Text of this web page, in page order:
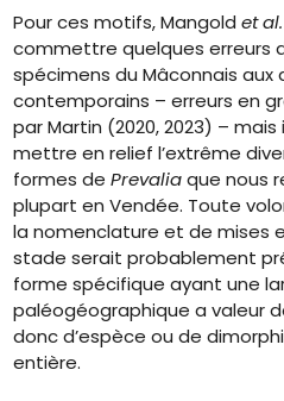
Pour ces motifs, Mangoldet al.
commettre quelques erreurs
spécimens du Mâconnais
contemporains – erreurs en
par Martin (2020, 2023) –
mettre en relief l’extrême
formes dePrevaliaque nous
plupart en Vendée. Toute
la nomenclature et de mises
stade serait probablement
forme spécifique ayant une
paléogéographique a valeur
donc d’espèce ou de
entière.